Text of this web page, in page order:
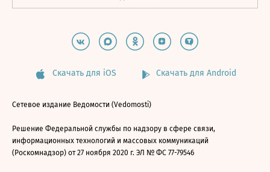
Скачать для iOS Скачать для Android
Сетевое издание Ведомости (Vedomosti)
Решение Федеральной службы по надзору в сфере связи,
информационных технологий и массовых коммуникаций
(Роскомнадзор) от 27 ноября 2020 г. ЭЛ № ФС 77-79546